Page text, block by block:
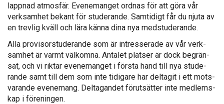
lapp­nad at­mosfär. Eve­ne­man­get ord­nas för att gö­ra vår
verk­sam­het be­kant för stu­de­ran­de. Sam­ti­digt får du nju­ta av
en trev­lig kväll och lä­ra kän­na di­na nya meds­tu­de­ran­de.
Al­la pro­vi­sors­tu­de­ran­de som är int­res­se­ra­de av vår verk­
sam­het är varmt väl­kom­na. An­ta­let plat­ser är dock begrän­
sat, och vi rik­tar eve­ne­man­get i förs­ta hand till nya stu­de­
ran­de samt till dem som in­te ti­di­ga­re har del­ta­git i ett mots­
va­ran­de eve­ne­mang. Del­ta­gan­det fö­rut­sät­ter in­te med­lems­
kap i fö­re­nin­gen.